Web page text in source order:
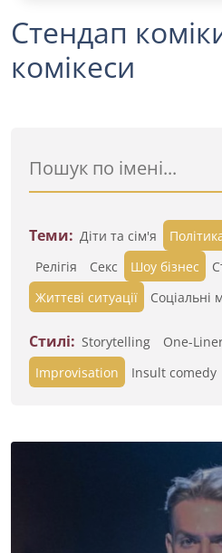
Стендап
комікеси
Теми: Діти та сім'я
Релігія
Секс Шоу бізнес
Життєві ситуації
Cоціальні
Стилі: Storytelling One-
Improvisation
Insult comedy